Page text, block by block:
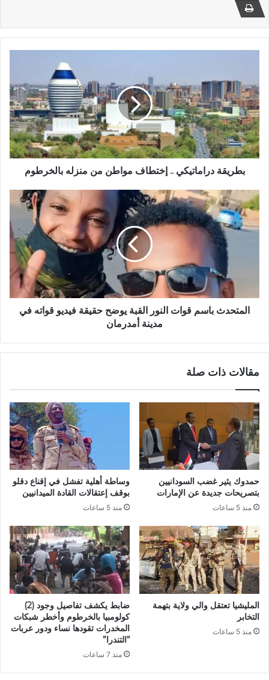
إختطاف
مواطن
من
منزله
بالخرطوم
بطريقة دراماتيكي .. إختطاف مواطن من منزله بالخرطوم
المتحدث
باسم
قوات
النور
قواته
المتحدث باسم قوات النور القبة يوضح حقيقة فيديو قواته في
مدينة أمدرمان
مقالات ذات صلة
حمدوك يثير غضب السودانيين
بتصريحات جديدة عن الإمارات
منذ 5 ساعات
وساطة أهلية تفشل في إقناع دقلو
بوقف إعتقالات القادة الميدانيين
منذ 5 ساعات
المليشيا تعتقل والي ولاية بتهمة
التخابر
منذ 5 ساعات
ضابط يكشف تفاصيل وجود (2)
كولومبيا بالخرطوم وأخطر شبكات
المخدرات تقودها نساء ودور عربات
“التندرا”
منذ 7 ساعات